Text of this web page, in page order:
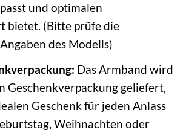
und optimalen
bietet. (Bitte prüfe die
des Modells)
Das Armband wird
Geschenkverpackung geliefert,
Geschenk für jeden Anlass
Weihnachten oder